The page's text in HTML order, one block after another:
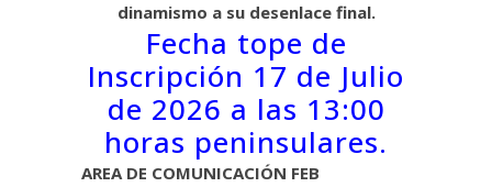
dinamismo a su desenlace final.
Fecha tope de
Inscripción 17 de Julio
de 2026 a las 13:00
horas peninsulares.
AREA DE COMUNICACIÓN FEB